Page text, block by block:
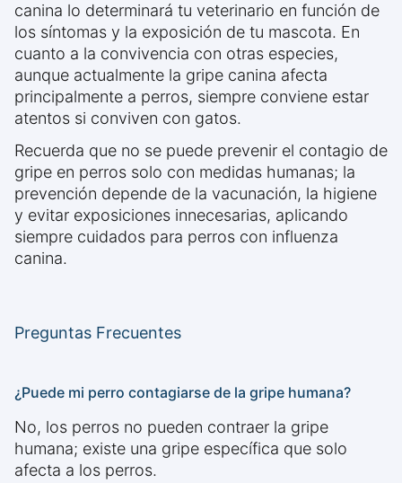
canina lo determinará tu veterinario en función de
los síntomas y la exposición de tu mascota. En
cuanto a la convivencia con otras especies,
aunque actualmente la gripe canina afecta
principalmente a perros, siempre conviene estar
atentos si conviven con gatos.
Recuerda que no se puede prevenir el contagio de
gripe en perros solo con medidas humanas; la
prevención depende de la vacunación, la higiene
y evitar exposiciones innecesarias, aplicando
siempre cuidados para perros con influenza
canina.
Preguntas Frecuentes
¿Puede mi perro contagiarse de la gripe humana?
No, los perros no pueden contraer la gripe
humana; existe una gripe específica que solo
afecta a los perros.